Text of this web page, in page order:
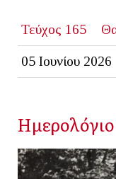
Τεύχος 165
05 Ιουνίου 2026